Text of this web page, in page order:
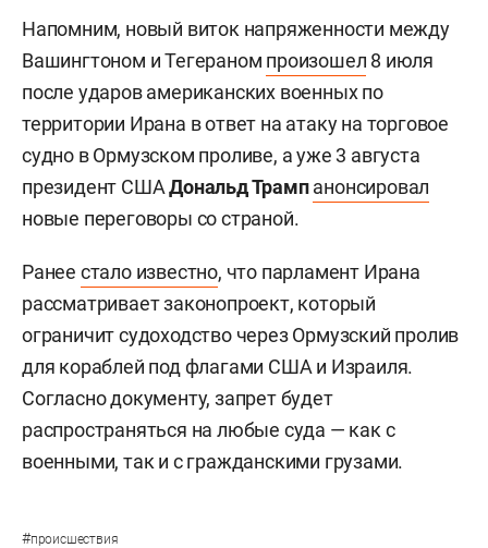
Напомним, новый виток напряженности между
Вашингтоном и Тегераном произошел 8 июля
после ударов американских военных по
территории Ирана в ответ на атаку на торговое
судно в Ормузском проливе, а уже 3 августа
президент СШАДональд Трамп анонсировал
новые переговоры со страной.
Ранее стало известно, что парламент Ирана
рассматривает законопроект, который
ограничит судоходство через Ормузский пролив
для кораблей под флагами США и Израиля.
Согласно документу, запрет будет
распространяться на любые суда — как с
военными, так и с гражданскими грузами.
#происшествия